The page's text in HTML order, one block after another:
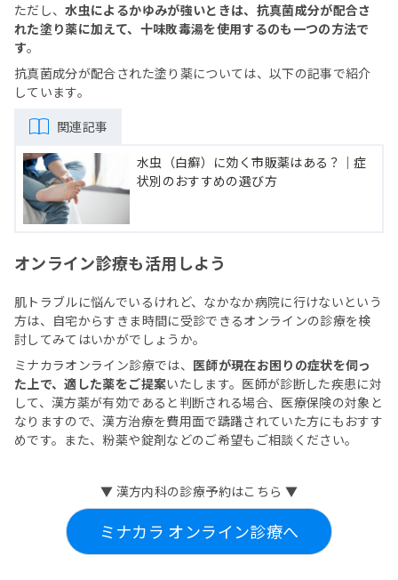
ただし、水虫によるかゆみが強いときは、抗真菌成分が配合さ
れた塗り薬に加えて、十味敗毒湯を使用するのも一つの方法で
す。
抗真菌成分が配合された塗り薬については、以下の記事で紹介
しています。
関連記事
水虫（白癬）に効く市販薬はある？｜症
状別のおすすめの選び方
オンライン診療も活用しよう
肌トラブルに悩んでいるけれど、なかなか病院に行けないという
方は、自宅からすきま時間に受診できるオンラインの診療を検
討してみてはいかがでしょうか。
ミナカラオンライン診療では、 医師が現在お困りの症状を伺っ
た上で、適した薬をご提案いたします。医師が診断した疾患に対
して、漢方薬が有効であると判断される場合、医療保険の対象と
なりますので、漢方治療を費用面で躊躇されていた方にもおすす
めです。また、粉薬や錠剤などのご希望もご相談ください。
▼ 漢方内科の診療予約はこちら ▼
ミナカラ オンライン診療へ